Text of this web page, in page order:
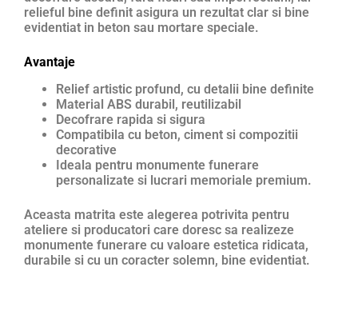
relieful bine definit asigura un rezultat clar si bine
evidentiat in beton sau mortare speciale.
Avantaje
Relief artistic profund, cu detalii bine definite
Material ABS durabil, reutilizabil
Decofrare rapida si sigura
Compatibila cu beton, ciment si compozitii
decorative
Ideala pentru monumente funerare
personalizate si lucrari memoriale premium.
Aceasta matrita este alegerea potrivita pentru
ateliere si producatori care doresc sa realizeze
monumente funerare cu valoare estetica ridicata,
durabile si cu un coracter solemn, bine evidentiat.